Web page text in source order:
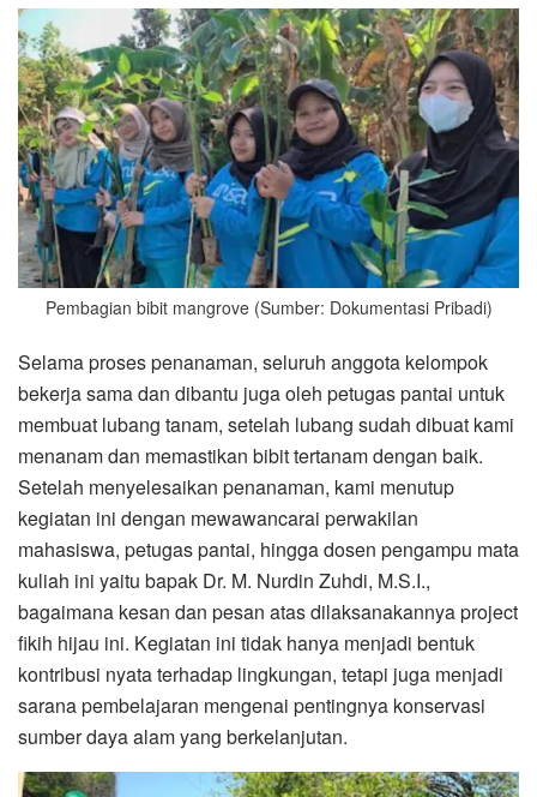
Pembagian bibit mangrove (Sumber: Dokumentasi Pribadi)
Selama proses penanaman, seluruh anggota kelompok
bekerja sama dan dibantu juga oleh petugas pantai untuk
membuat lubang tanam, setelah lubang sudah dibuat kami
menanam dan memastikan bibit tertanam dengan baik.
Setelah menyelesaikan penanaman, kami menutup
kegiatan ini dengan mewawancarai perwakilan
mahasiswa, petugas pantai, hingga dosen pengampu mata
kuliah ini yaitu bapak Dr. M. Nurdin Zuhdi, M.S.I.,
bagaimana kesan dan pesan atas dilaksanakannya project
fikih hijau ini. Kegiatan ini tidak hanya menjadi bentuk
kontribusi nyata terhadap lingkungan, tetapi juga menjadi
sarana pembelajaran mengenai pentingnya konservasi
sumber daya alam yang berkelanjutan.